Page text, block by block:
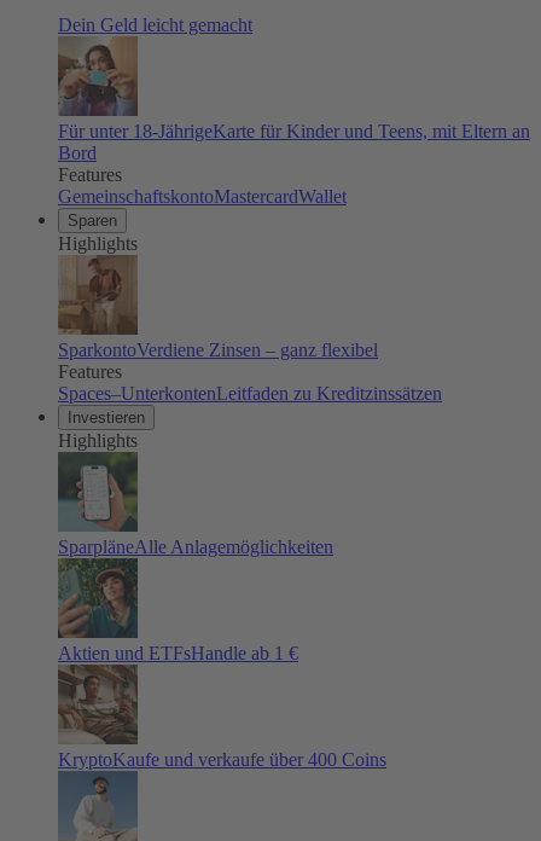
Dein Geld leicht gemacht
Für unter 18-JährigeKarte für Kinder und Teens, mit Eltern an
Bord
Features
GemeinschaftskontoMastercardWallet
Sparen
Highlights
SparkontoVerdiene Zinsen – ganz flexibel
Features
Spaces–UnterkontenLeitfaden zu Kreditzinssätzen
Investieren
Highlights
SparpläneAlle Anlagemöglichkeiten
Aktien und ETFsHandle ab 1 €
KryptoKaufe und verkaufe über 400 Coins